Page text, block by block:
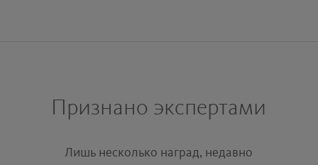
Признано экспертами
Лишь несколько наград, недавно